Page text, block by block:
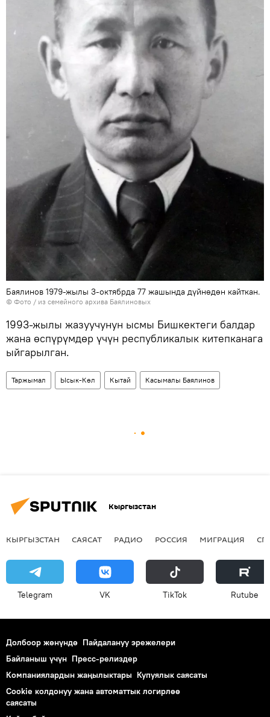
Баялинов 1979-жылы 3-октябрда 77 жашында дүйнөдөн кайткан.
© Фото / из семейного архива Баялиновых
1993-жылы жазуучунун ысмы Бишкектеги балдар
жана өспүрүмдөр үчүн республикалык китепканага
ыйгарылган.
Таржымал Ысык-Көл Кытай Касымалы Баялинов
Кыргызстан
КЫРГЫЗСТАН САЯСАТ РАДИО РОССИЯ МИГРАЦИЯ
Telegram VK ТikТоk Rutube
Долбоор жөнүндө Пайдалануу эрежелери
Байланыш үчүн Пресс-релиздер
Компаниялардын жаңылыктары Купуялык саясаты
Cookie колдонуу жана автоматтык логирлөө
саясаты